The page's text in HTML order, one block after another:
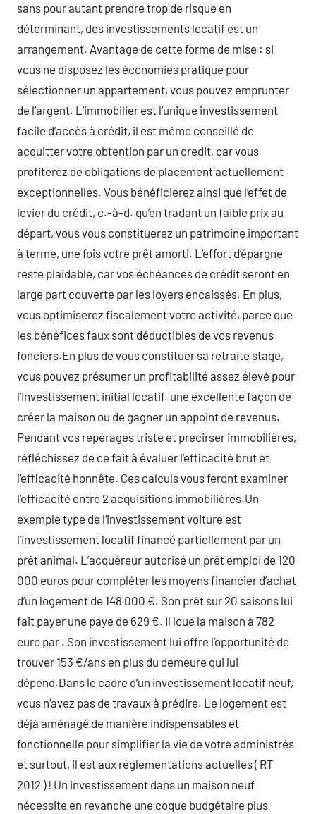
sans pour autant prendre trop de risque en
déterminant, des investissements locatif est un
arrangement. Avantage de cette forme de mise : si
vous ne disposez les économies pratique pour
sélectionner un appartement, vous pouvez emprunter
de l’argent. L’immobilier est l’unique investissement
facile d’accès à crédit, il est même conseillé de
acquitter votre obtention par un credit, car vous
profiterez de obligations de placement actuellement
exceptionnelles. Vous bénéficierez ainsi que l’effet de
levier du crédit, c.-à-d. qu’en tradant un faible prix au
départ, vous vous constituerez un patrimoine important
à terme, une fois votre prêt amorti. L’effort d’épargne
reste plaidable, car vos échéances de crédit seront en
large part couverte par les loyers encaissés. En plus,
vous optimiserez fiscalement votre activité, parce que
les bénéfices faux sont déductibles de vos revenus
fonciers.En plus de vous constituer sa retraite stage,
vous pouvez présumer un profitabilité assez élevé pour
l’investissement initial locatif. une excellente façon de
créer la maison ou de gagner un appoint de revenus.
Pendant vos repérages triste et precirser immobilières,
réfléchissez de ce fait à évaluer l’efficacité brut et
l’efficacité honnête. Ces calculs vous feront examiner
l’efficacité entre 2 acquisitions immobilières.Un
exemple type de l’investissement voiture est
l’investissement locatif financé partiellement par un
prêt animal. L’acquéreur autorisé un prêt emploi de 120
000 euros pour compléter les moyens financier d’achat
d’un logement de 148 000 €. Son prêt sur 20 saisons lui
fait payer une paye de 629 €. Il loue la maison à 782
euro par . Son investissement lui offre l’opportunité de
trouver 153 €/ans en plus du demeure qui lui
dépend.Dans le cadre d’un investissement locatif neuf,
vous n’avez pas de travaux à prédire. Le logement est
déjà aménagé de manière indispensables et
fonctionnelle pour simplifier la vie de votre administrés
et surtout, il est aux réglementations actuelles ( RT
2012 ) ! Un investissement dans un maison neuf
nécessite en revanche une coque budgétaire plus